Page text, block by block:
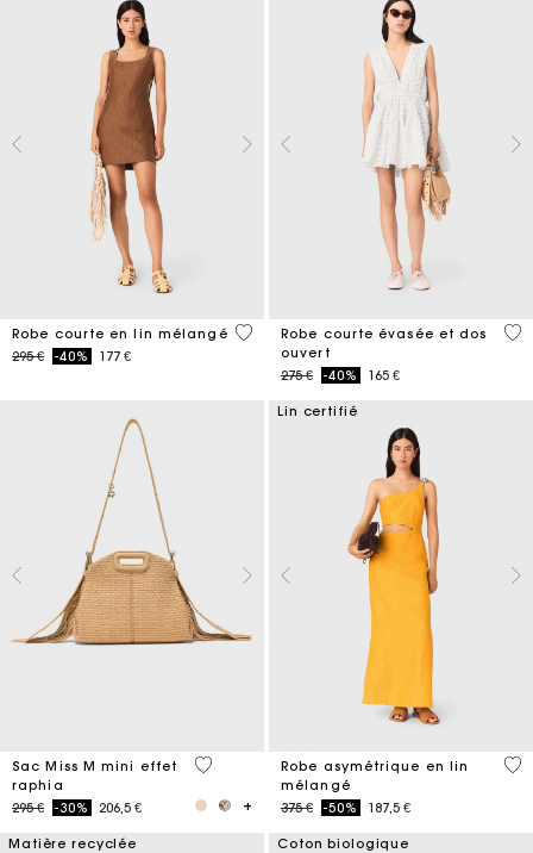
Robe courte en lin mélangé
Price reduced from
295 €to-40% 177 €
4,1 out of 5 Customer Rating
Robe courte évasée et dos
ouvert
Price reduced from
275 €to-40% 165 €
3,7
Sac Miss M mini effet
raphia
Price reduced from
295 €to-30% 206,5 €
4,5 out of 5 Customer Rating
Lin certifié
Robe asymétrique en lin
mélangé
Price reduced from
375 €to-50% 187,5 €
3,2
Matière recyclée Coton biologique